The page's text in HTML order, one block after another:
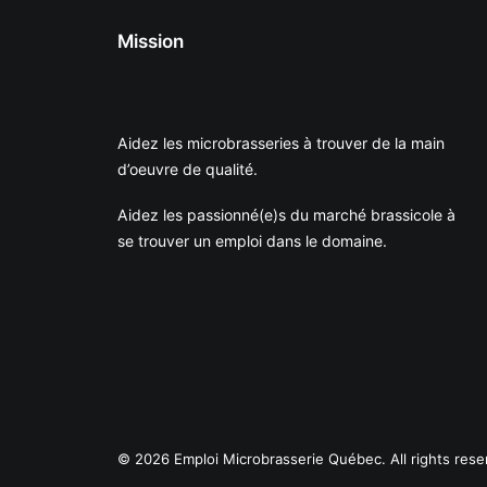
Mission
Aidez les microbrasseries à trouver de la main
d’oeuvre de qualité.
Aidez les passionné(e)s du marché brassicole à
se trouver un emploi dans le domaine.
© 2026 Emploi Microbrasserie Québec. All rights